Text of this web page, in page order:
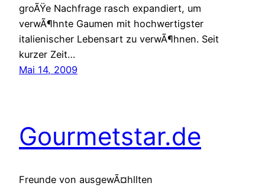
groÃŸe Nachfrage rasch expandiert, um
verwÃ¶hnte Gaumen mit hochwertigster
italienischer Lebensart zu verwÃ¶hnen. Seit
kurzer Zeit…
Mai 14, 2009
Gourmetstar.de
Freunde von ausgewÃ¤hllten